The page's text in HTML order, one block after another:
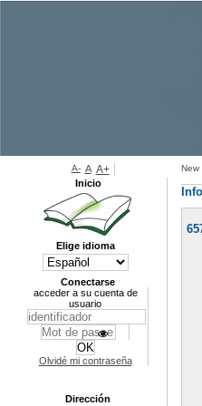
New
A- A A+
Inicio
Elige idioma
Conectarse
acceder a su cuenta de
usuario
Olvidé mi contraseña
Dirección